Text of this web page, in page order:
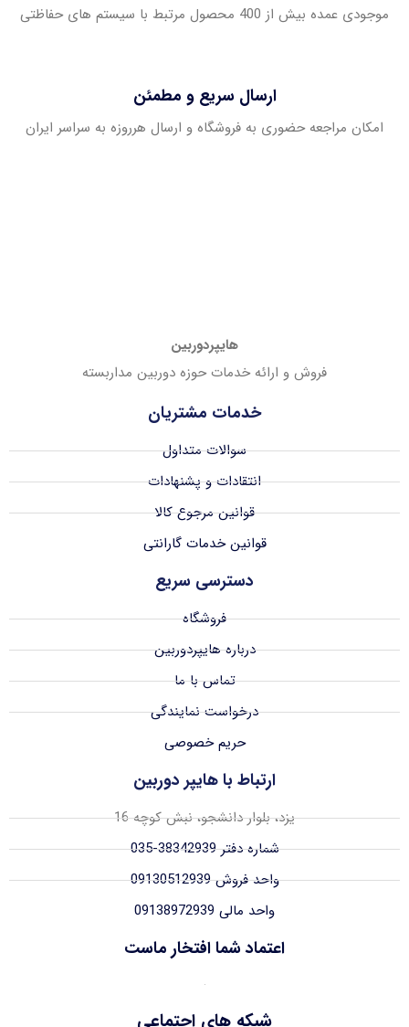
موجودی عمده بیش از 400 محصول مرتبط با سیستم های حفاظتی
ارسال سریع و مطمئن
امکان مراجعه حضوری به فروشگاه و ارسال هرروزه به سراسر ایران
هایپردوربین
فروش و ارائه خدمات حوزه دوربین مداربسته
خدمات مشتریان
سوالات متداول
انتقادات و پشنهادات
قوانین مرجوع کالا
قوانین خدمات گارانتی
دسترسی سریع
فروشگاه
درباره هایپردوربین
تماس با ما
درخواست نمایندگی
حریم خصوصی
ارتباط با هایپر دوربین
یزد، بلوار دانشجو، نبش کوچه 16
شماره دفتر 38342939-035
واحد فروش 09130512939
واحد مالی 09138972939
اعتماد شما افتخار ماست